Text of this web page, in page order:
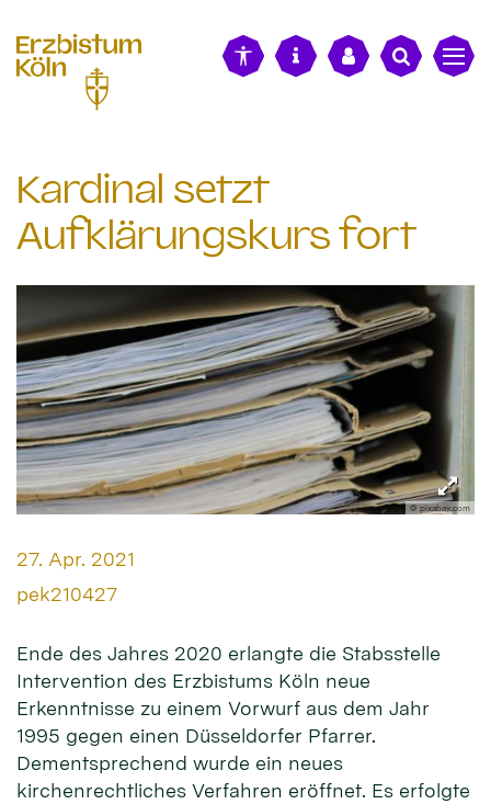
Kardinal setzt
Aufklärungskurs fort
© pixabay.com
Datum:
27. Apr. 2021
Von:
pek210427
Ende des Jahres 2020 erlangte die Stabsstelle
Intervention des Erzbistums Köln neue
Erkenntnisse zu einem Vorwurf aus dem Jahr
1995 gegen einen Düsseldorfer Pfarrer.
Dementsprechend wurde ein neues
kirchenrechtliches Verfahren eröffnet. Es erfolgte